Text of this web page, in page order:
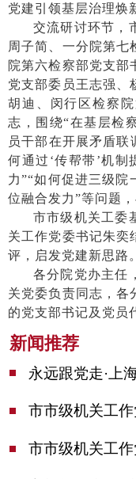
党建引领基层治理焕
交流研讨环节，
周子简、一分院第七
院第六检察部党支部
党支部委员王志强、
胡迪、闵行区检察
志，围绕“在基层检
员干部在开展矛盾联
何通过‘传帮带’机制
力”“如何促进三级院
位融合发力”等问题
市市级机关工委
关工作党委书记朱奕
评，启发党建新思路。
各分院党办主任
关党委负责同志，各
的党支部书记及党员
新闻推荐
市市级机关工